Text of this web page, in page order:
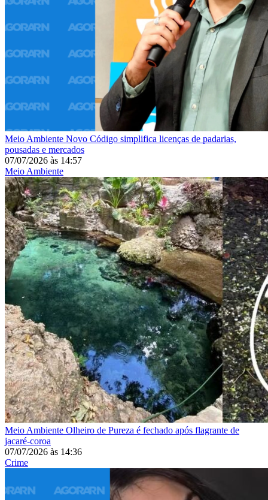
Meio Ambiente Novo Código simplifica licenças de padarias,
pousadas e mercados
07/07/2026 às 14:57
Meio Ambiente
Meio Ambiente Olheiro de Pureza é fechado após flagrante de
jacaré-coroa
07/07/2026 às 14:36
Crime